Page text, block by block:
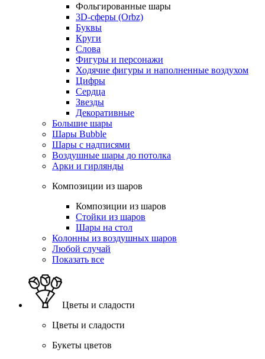
Фольгированные шары
3D-сферы (Orbz)
Буквы
Круги
Слова
Фигуры и персонажи
Ходячие фигуры и наполненные воздухом
Цифры
Сердца
Звезды
Декоративные
Большие шары
Шары Bubble
Шары с надписями
Воздушные шары до потолка
Арки и гирлянды
Композиции из шаров
Композиции из шаров
Стойки из шаров
Шары на стол
Колонны из воздушных шаров
Любой случай
Показать все
Цветы и сладости
Цветы и сладости
Букеты цветов